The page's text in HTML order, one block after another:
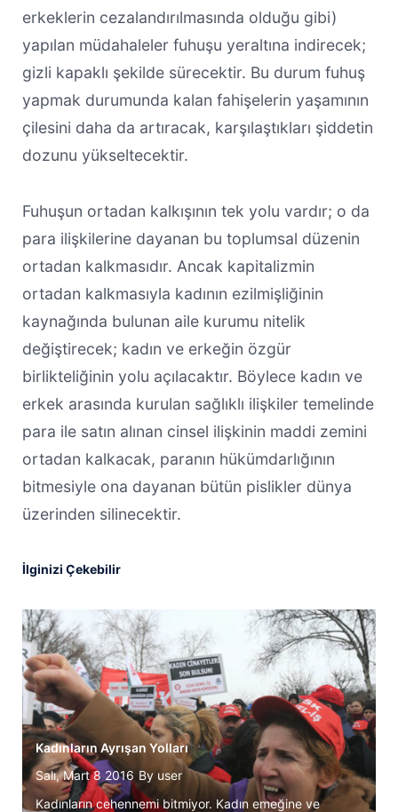
erkeklerin cezalandırılmasında olduğu gibi)
yapılan müdahaleler fuhuşu yeraltına indirecek;
gizli kapaklı şekilde sürecektir. Bu durum fuhuş
yapmak durumunda kalan fahişelerin yaşamının
çilesini daha da artıracak, karşılaştıkları şiddetin
dozunu yükseltecektir.
Fuhuşun ortadan kalkışının tek yolu vardır; o da
para ilişkilerine dayanan bu toplumsal düzenin
ortadan kalkmasıdır. Ancak kapitalizmin
ortadan kalkmasıyla kadının ezilmişliğinin
kaynağında bulunan aile kurumu nitelik
değiştirecek; kadın ve erkeğin özgür
birlikteliğinin yolu açılacaktır. Böylece kadın ve
erkek arasında kurulan sağlıklı ilişkiler temelinde
para ile satın alınan cinsel ilişkinin maddi zemini
ortadan kalkacak, paranın hükümdarlığının
bitmesiyle ona dayanan bütün pislikler dünya
üzerinden silinecektir.
İlginizi Çekebilir
Kadınların Ayrışan Yolları
Salı, Mart 8 2016 Byuser
Kadınların cehennemi bitmiyor. Kadın emeğine ve